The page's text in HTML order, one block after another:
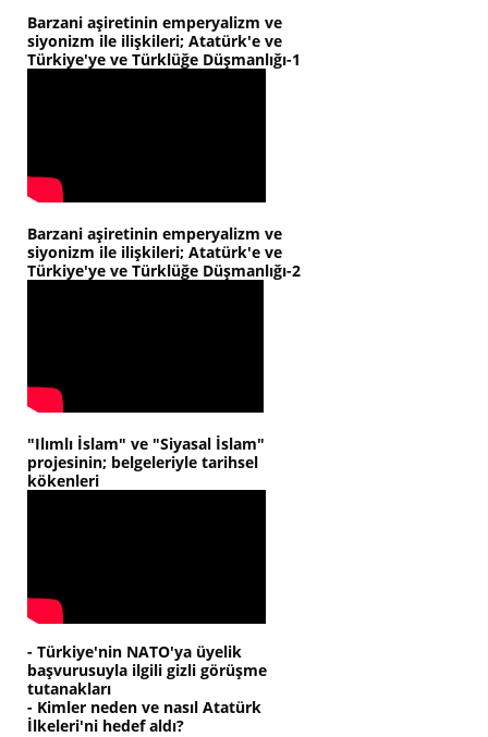
Barzani aşiretinin emperyalizm ve
siyonizm ile ilişkileri; Atatürk'e ve
Türkiye'ye ve Türklüğe Düşmanlığı-1
Barzani aşiretinin emperyalizm ve
siyonizm ile ilişkileri; Atatürk'e ve
Türkiye'ye ve Türklüğe Düşmanlığı-2
"Ilımlı İslam" ve "Siyasal İslam"
projesinin; belgeleriyle tarihsel
kökenleri
- Türkiye'nin NATO'ya üyelik
başvurusuyla ilgili gizli görüşme
tutanakları
- Kimler neden ve nasıl Atatürk
İlkeleri'ni hedef aldı?